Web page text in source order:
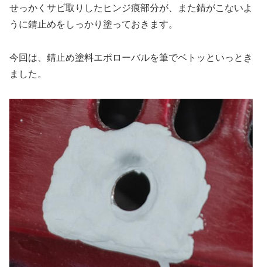
せっかくサビ取りしたヒンジ痕部分が、また錆がこないよ
うに錆止めをしっかり塗っておきます。
今回は、錆止め塗料エポローバルを筆でベトッといっとき
ました。